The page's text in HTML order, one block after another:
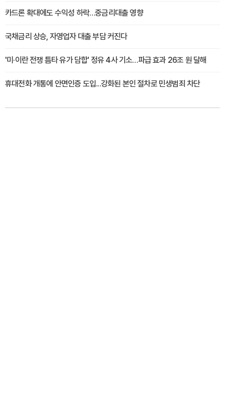
카드론 확대에도 수익성 하락…중금리대출 영향
국채금리 상승, 자영업자 대출 부담 커진다
'미·이란 전쟁 틈타 유가 담합' 정유 4사 기소…파급 효과 26조 원 달해
휴대전화 개통에 안면인증 도입...강화된 본인 절차로 민생범죄 차단